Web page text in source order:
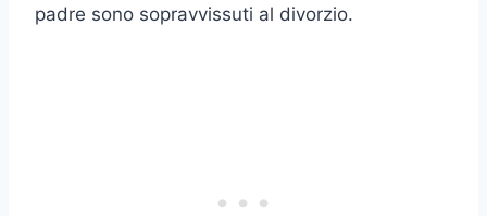
padre sono sopravvissuti al divorzio.